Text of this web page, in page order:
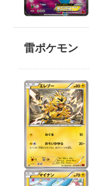
雷ポケモン